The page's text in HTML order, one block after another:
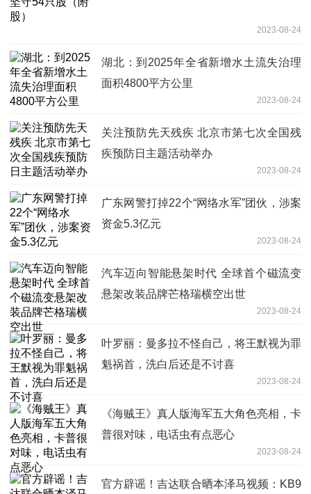
2023-08-24
湖北：到2025年全省新增水土流失治理
面积4800平方公里
2023-08-24
关注预防先天残疾 北京市第七次全国残
疾预防日主题活动举办
2023-08-24
广东网警打掉22个“网络水军”团伙，涉案
资金5.3亿元
2023-08-24
汽车迈向智能悬架时代 全球首个磁流变
悬架改装品牌芒格瑞横空出世
2023-08-24
叶罗丽：曼多拉不怪自己，将王默视为罪
魁祸首，洗白后还是不讨喜
2023-08-24
《海贼王》真人版海军五大角色亮相，卡
普很对味，电话虫有点恶心
2023-08-24
官方辟谣！吉达联合晒本泽马视频：KB9